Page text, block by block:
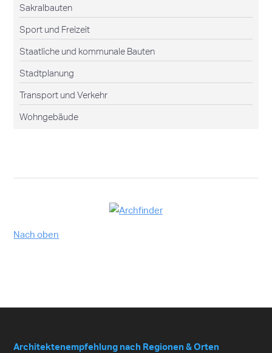
Sakralbauten
Sport und Freizeit
Staatliche und kommunale Bauten
Stadtplanung
Transport und Verkehr
Wohngebäude
Nach oben
Architektenempfehlung nach Regionen & Orten